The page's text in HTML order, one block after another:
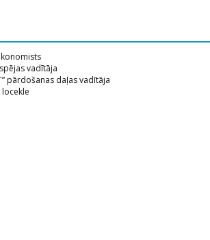
vadītāja
pārdošanas daļas vadītāja
locekle